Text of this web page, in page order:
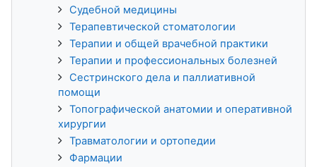
Судебной медицины
Терапевтической стоматологии
Терапии и общей врачебной практики
Терапии и профессиональных болезней
Сестринского дела и паллиативной
помощи
Топографической анатомии и оперативной
хирургии
Травматологии и ортопедии
Фармации